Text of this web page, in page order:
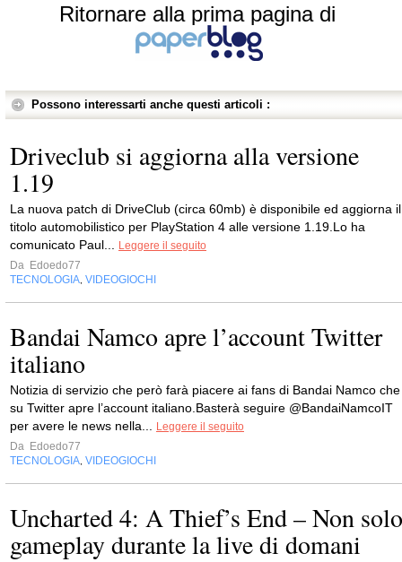
Ritornare alla prima pagina di
Possono interessarti anche questi articoli :
Driveclub si aggiorna alla versione
1.19
La nuova patch di DriveClub (circa 60mb) è disponibile ed aggiorna il
titolo automobilistico per PlayStation 4 alle versione 1.19.Lo ha
comunicato Paul...
Leggere il seguito
Da Edoedo77
TECNOLOGIA VIDEOGIOCHI
Bandai Namco apre l’account Twitter
italiano
Notizia di servizio che però farà piacere ai fans di Bandai Namco che
su Twitter apre l’account italiano.Basterà seguire @BandaiNamcoIT
per avere le news nella...
Leggere il seguito
Da Edoedo77
TECNOLOGIA VIDEOGIOCHI
Uncharted 4: A Thief’s End – Non solo
gameplay durante la live di domani